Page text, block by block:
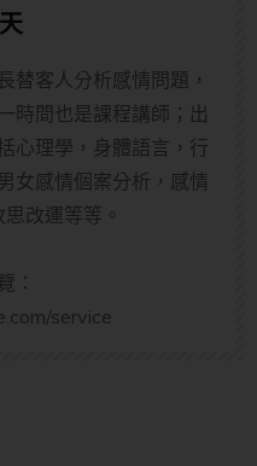
替客人分析感情問題，
時間也是課程講師；出
心理學，身體語言，行
女感情個案分析，感情
改運等等。
：
service